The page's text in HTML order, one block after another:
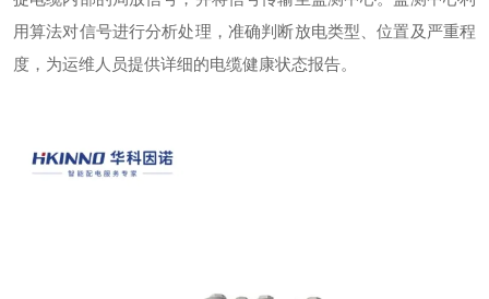
用算法对信号进行分析处理，准确判断放电类型、位置及严重程
度，为运维人员提供详细的电缆健康状态报告。